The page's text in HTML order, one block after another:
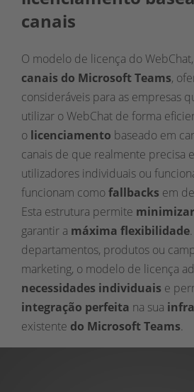
canais
O modelo de licença do
canais do Microsoft Teams,
consideráveis para as empresas
utilizar o WebChat de forma
o licenciamento baseado em
canais de que realmente precisa
utilizadores individuais ou
funcionam comofallbacks em
Esta estrutura permite
garantir a máxima flexibilidade
departamentos, produtos ou
marketing, o modelo de licença
necessidades individuais e
integração perfeita na sua
existente do Microsoft Teams.